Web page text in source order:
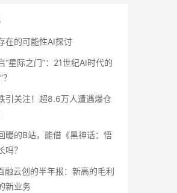
在的可能性AI探讨
“星际之门”：21世纪AI时代的
引关注！超8.6万人遭遇爆仓
暖的B站，能借《黑神话：悟
吗？
融云创的半年报：新高的毛利
新业务